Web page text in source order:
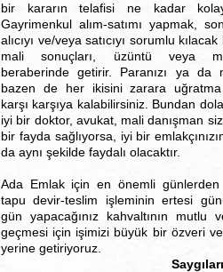
bir kararın telafisi ne kadar
Gayrimenkul alım-satımı yapmak,
alıcıyı ve/veya satıcıyı sorumlu kılacak
mali sonuçları, üzüntü veya
beraberinde getirir. Paranızı ya da
bazen de her ikisini zarara
karşı karşıya kalabilirsiniz. Bundan
iyi bir doktor, avukat, mali danışman
bir fayda sağlıyorsa, iyi bir
da aynı şekilde faydalı olacaktır.
Ada Emlak için en önemli
tapu devir-teslim işleminin ertesi
gün yapacağınız kahvaltının mutlu
geçmesi için işimizi büyük bir özveri
yerine getiriyoruz.